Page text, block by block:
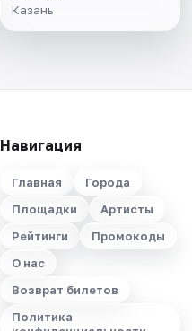
Казань
Навигация
Главная
Города
Площадки
Артисты
Рейтинги
Промокоды
О нас
Возврат билетов
Политика